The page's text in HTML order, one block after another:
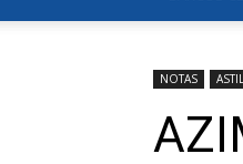
NOTAS